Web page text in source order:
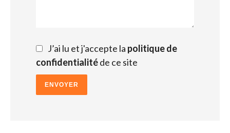
J’ai lu et j'accepte la politique de
confidentialitéde ce site
ENVOYER